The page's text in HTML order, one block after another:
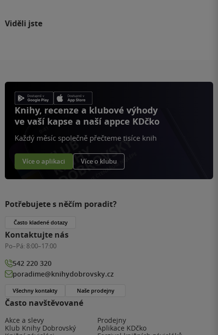
Viděli jste
Knihy, recenze a klubové výhody
ve vaší kapse a naší appce KDčko
Každý měsíc společně přečteme tisíce knih
Více o aplikaci Více o klubu
Často navštěvované
Akce a slevy
Prodejny
Klub Knihy Dobrovský
Aplikace KDčko
Potřebujete s něčím poradit?
Často kladené dotazy
Kontaktujte nás
Po–Pá: 8:00–17:00
542 220 320
poradime@knihydobrovsky.cz
Všechny kontakty Naše prodejny